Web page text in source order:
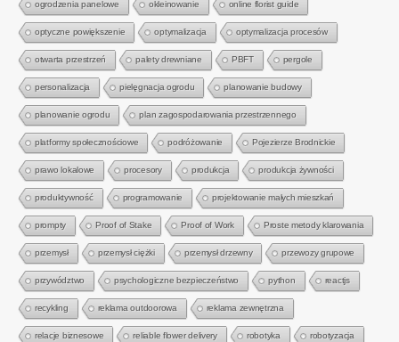
ogrodzenia panelowe okleinowanie online florist guide
optyczne powiększenie optymalizacja optymalizacja procesów
otwarta przestrzeń palety drewniane PBFT pergole
personalizacja pielęgnacja ogrodu planowanie budowy
planowanie ogrodu plan zagospodarowania przestrzennego
platformy społecznościowe podróżowanie Pojezierze Brodnickie
prawo lokalowe procesory produkcja produkcja żywności
produktywność programowanie projektowanie małych mieszkań
prompty Proof of Stake Proof of Work Proste metody klarowania
przemysł przemysł ciężki przemysł drzewny przewozy grupowe
przywództwo psychologiczne bezpieczeństwo python reactjs
recykling reklama outdoorowa reklama zewnętrzna
relacje biznesowe reliable flower delivery robotyka robotyzacja